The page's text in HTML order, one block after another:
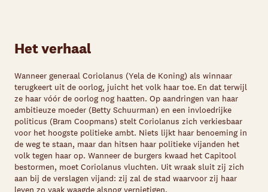
Het verhaal
Wanneer generaal Coriolanus (Yela de Koning) als winnaar
terugkeert uit de oorlog, juicht het volk haar toe. En dat terwijl
ze haar vóór de oorlog nog haatten. Op aandringen van haar
ambitieuze moeder (Betty Schuurman) en een invloedrijke
politicus (Bram Coopmans) stelt Coriolanus zich verkiesbaar
voor het hoogste politieke ambt. Niets lijkt haar benoeming in
de weg te staan, maar dan hitsen haar politieke vijanden het
volk tegen haar op. Wanneer de burgers kwaad het Capitool
bestormen, moet Coriolanus vluchten. Uit wraak sluit zij zich
aan bij de verslagen vijand: zij zal de stad waarvoor zij haar
leven zo vaak waagde alsnog vernietigen.